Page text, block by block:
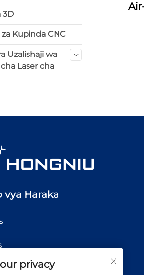
3D
Kupinda CNC
Uzalishaji wa
Laser cha
vya Haraka
privacy